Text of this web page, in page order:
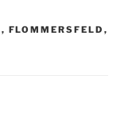
, FLOMMERSFELD ,